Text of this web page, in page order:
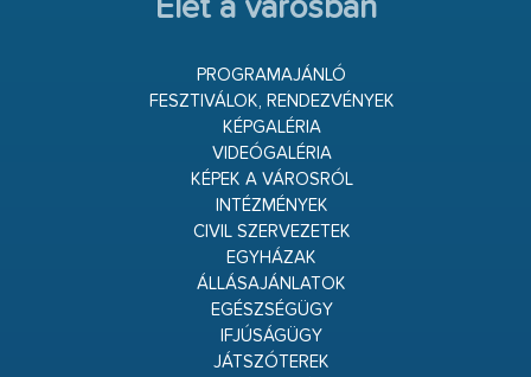
Élet a városban
PROGRAMAJÁNLÓ
FESZTIVÁLOK, RENDEZVÉNYEK
KÉPGALÉRIA
VIDEÓGALÉRIA
KÉPEK A VÁROSRÓL
INTÉZMÉNYEK
CIVIL SZERVEZETEK
EGYHÁZAK
ÁLLÁSAJÁNLATOK
EGÉSZSÉGÜGY
IFJÚSÁGÜGY
JÁTSZÓTEREK